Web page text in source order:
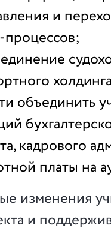
и
объединить
кадрового
платы на
изменения
и